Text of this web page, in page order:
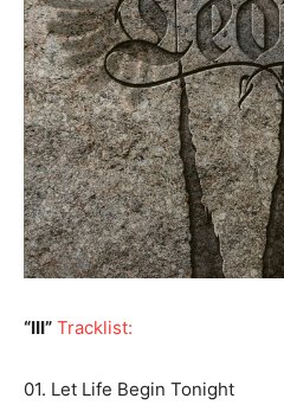
“III” Tracklist:
01. Let Life Begin Tonight